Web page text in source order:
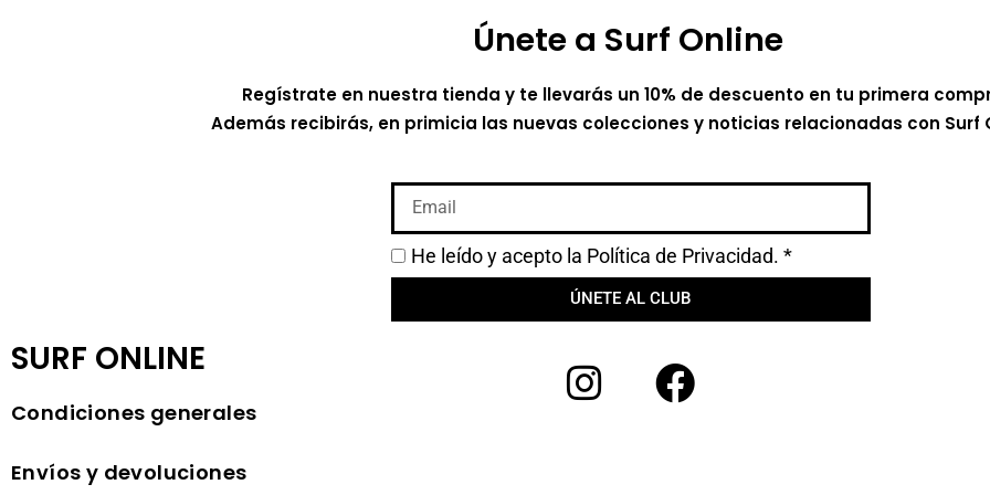
Únete a Surf Online
Regístrate en nuestra tienda y te llevarás un 10% de descuento en tu primera
Además recibirás, en primicia las nuevas colecciones y noticias relacionadas con Surf
He leído y acepto la Política de Privacidad. *
ÚNETE AL CLUB
SURF ONLINE
Condiciones generales
Envíos y devoluciones